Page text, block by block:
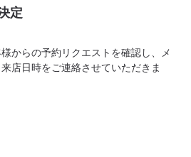
定
からの予約リクエストを確認し、メ
店日時をご連絡させていただきま